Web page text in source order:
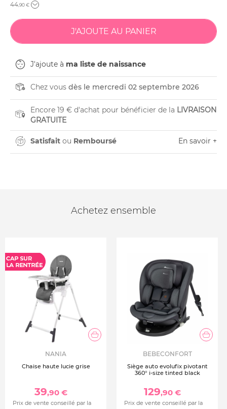
44,90 €
J'ajoute à ma liste de naissance
Chez vous dès le mercredi 02 septembre 2026
Encore 19 € d'achat pour bénéficier de la LIVRAISON
GRATUITE
Satisfait ou Remboursé En savoir +
Achetez ensemble
NANIA
Chaise haute lucie grise
39,90 €
Prix de vente conseillé par la
BEBECONFORT
Siège auto evolufix pivotant
360° i-size tinted black
129,90 €
Prix de vente conseillé par la